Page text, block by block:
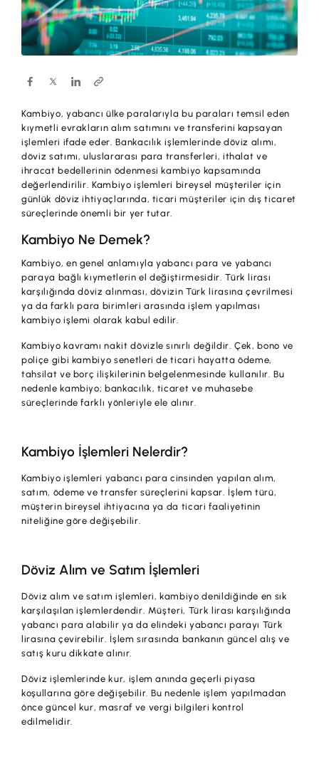
Hesaplar
Yatırım
Sigorta ve Emeklilik
Ödemeler ve Hizmetler
Kampanyalar
Başvuru Yap
ÜRÜN VE HİZMETLERİMİZ
Finansmanlar
Ticari Kartlar
POS Ürünleri
Dış Ticaret
Nakit Yönetimi
Sigorta ve Emeklilik
Sektörel Paketler
İş Birliklerimiz
Kampanyalar
Başvuru Yap
Ürün ve Hizmet Ücretleri
Kambiyo, yabancı ülke paralarıyla bu paraları temsil eden
kıymetli evrakların alım satımını ve transferini kapsayan
işlemleri ifade eder. Bankacılık işlemlerinde döviz alımı,
döviz satımı, uluslararası para transferleri, ithalat ve
ihracat bedellerinin ödenmesi kambiyo kapsamında
değerlendirilir. Kambiyo işlemleri bireysel müşteriler için
günlük döviz ihtiyaçlarında, ticari müşteriler için dış ticaret
süreçlerinde önemli bir yer tutar.
Kambiyo Ne Demek?
Kambiyo, en genel anlamıyla yabancı para ve yabancı
paraya bağlı kıymetlerin el değiştirmesidir. Türk lirası
karşılığında döviz alınması, dövizin Türk lirasına çevrilmesi
ya da farklı para birimleri arasında işlem yapılması
kambiyo işlemi olarak kabul edilir.
Kambiyo kavramı nakit dövizle sınırlı değildir. Çek, bono ve
poliçe gibi kambiyo senetleri de ticari hayatta ödeme,
tahsilat ve borç ilişkilerinin belgelenmesinde kullanılır. Bu
nedenle kambiyo; bankacılık, ticaret ve muhasebe
süreçlerinde farklı yönleriyle ele alınır.
Kambiyo İşlemleri Nelerdir?
Kambiyo işlemleri yabancı para cinsinden yapılan alım,
satım, ödeme ve transfer süreçlerini kapsar. İşlem türü,
müşterin bireysel ihtiyacına ya da ticari faaliyetinin
niteliğine göre değişebilir.
Döviz Alım ve Satım İşlemleri
Döviz alım ve satım işlemleri, kambiyo denildiğinde en sık
karşılaşılan işlemlerdendir. Müşteri, Türk lirası karşılığında
yabancı para alabilir ya da elindeki yabancı parayı Türk
lirasına çevirebilir. İşlem sırasında bankanın güncel alış ve
satış kuru dikkate alınır.
Döviz işlemlerinde kur, işlem anında geçerli piyasa
koşullarına göre değişebilir. Bu nedenle işlem yapılmadan
önce güncel kur, masraf ve vergi bilgileri kontrol
edilmelidir.